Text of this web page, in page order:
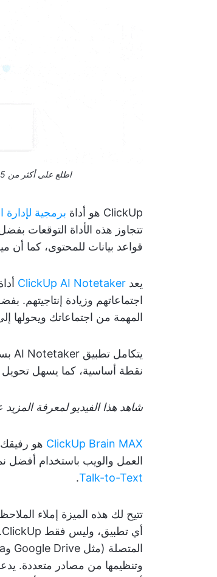
اطلع على أكثر من 15 طريقة عرض في ClickUp لتخصيص سير عملك وفقًا لاحتياجاتك
ClickUp هو أداة برمجية لإدارة
تتجاوز هذه الأداة التوقعات
قواعد بيانات للمحتوى، كما أن
يعد ClickUp AI Notetaker
اجتماعاتهم وزيادة إنتاجيتهم.
المهمة من اجتماعاتك ويحولها
نقطة أساسية، كما يسهل
شاهد هذا الفيديو لمعرفة
ClickUp Brain MAX هو
العمل والويب باستخدام أفضل
Talk-to-Text
.
تتيح لك هذه الميزة إملاء